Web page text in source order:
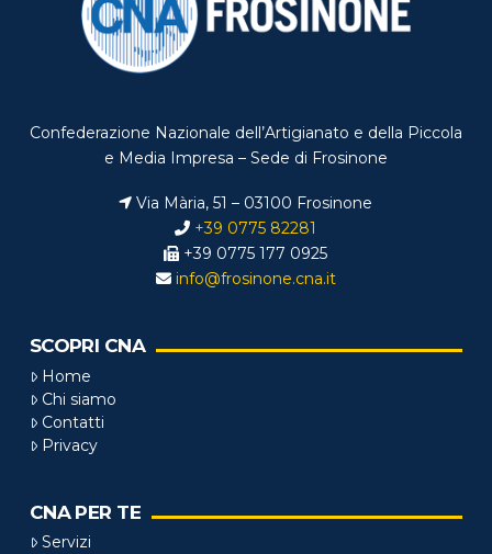
Confederazione Nazionale dell’Artigianato e della Piccola
e Media Impresa – Sede di Frosinone
Via Mària, 51 – 03100 Frosinone
+39 0775 82281
+39 0775 177 0925
info@frosinone.cna.it
SCOPRI CNA
Home
Chi siamo
Contatti
Privacy
CNA PER TE
Servizi